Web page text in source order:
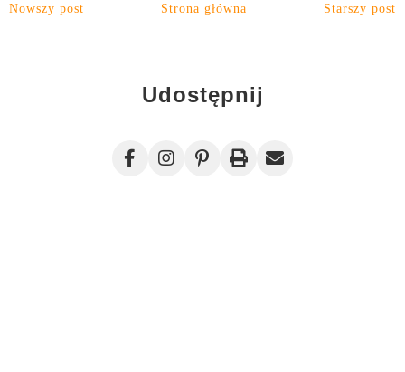
Nowszy post Starszy post
Strona główna
Udostępnij